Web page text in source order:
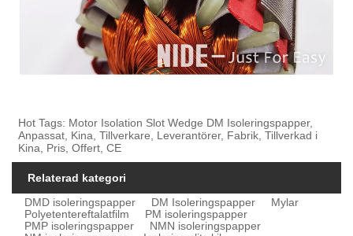
Hot Tags: Motor Isolation Slot Wedge DM Isoleringspapper,
Anpassat, Kina, Tillverkare, Leverantörer, Fabrik, Tillverkad i
Kina, Pris, Offert, CE
Relaterad kategori
DMD isoleringspapper
DM Isoleringspapper
Mylar
Polyetentereftalatfilm
PM isoleringspapper
PMP isoleringspapper
NMN isoleringspapper